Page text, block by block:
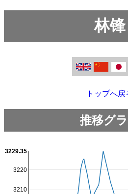
林锋
トップへ戻
推移グ
3210
3220
3229.35